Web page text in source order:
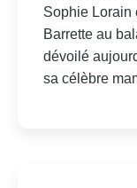
Sophie Lorain
Barrette au
dévoilé
sa célèbre